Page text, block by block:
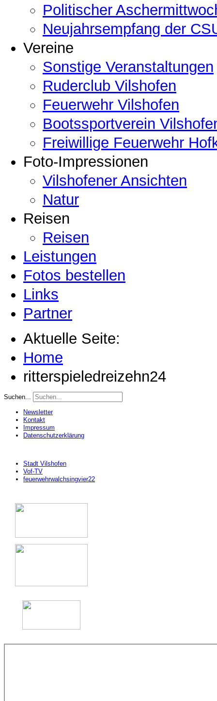
Politischer
Neujahrsempfang der
Vereine
Sonstige Veranstaltungen
Ruderclub Vilshofen
Feuerwehr Vilshofen
Bootssportverein
Freiwillige Feuerwehr
Foto-Impressionen
Vilshofener Ansichten
Natur
Reisen
Reisen
Leistungen
Fotos bestellen
Links
Partner
Aktuelle Seite:
Home
ritterspieledreizehn24
Suchen...
Newsletter
Kontakt
Impressum
Datenschutzerklärung
Stadt Vilshofen
Vof-TV
feuerwehrwalchsingvier22